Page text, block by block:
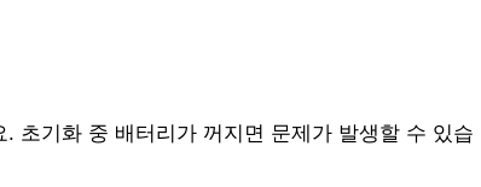
초기화 중 배터리가 꺼지면 문제가 발생할 수 있습